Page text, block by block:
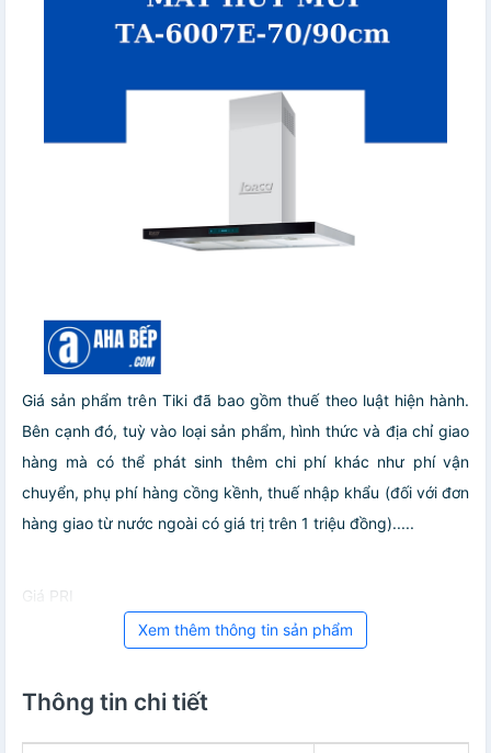
Giá sản phẩm trên Tiki đã bao gồm thuế theo luật hiện hành.
Bên cạnh đó, tuỳ vào loại sản phẩm, hình thức và địa chỉ giao
hàng mà có thể phát sinh thêm chi phí khác như phí vận
chuyển, phụ phí hàng cồng kềnh, thuế nhập khẩu (đối với đơn
hàng giao từ nước ngoài có giá trị trên 1 triệu đồng).....
Giá PRI
Xem thêm thông tin sản phẩm
Thông tin chi tiết